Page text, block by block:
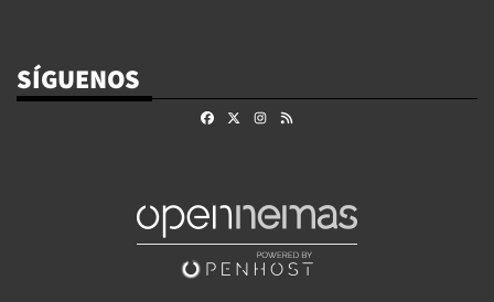
SÍGUENOS
FacebookInstagram